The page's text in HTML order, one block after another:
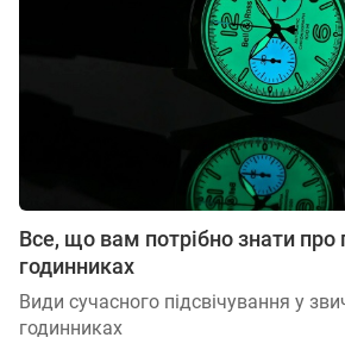
Все, що вам потрібно знати про
годинниках
Види сучасного підсвічування у
годинниках